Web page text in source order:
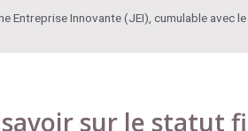
Entreprise Innovante (JEI), cumulable avec
savoir sur le statut